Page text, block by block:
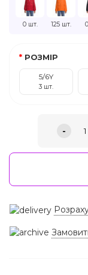
0 шт. 125 шт.
РОЗМІР
5/6Y
3 шт.
- 1